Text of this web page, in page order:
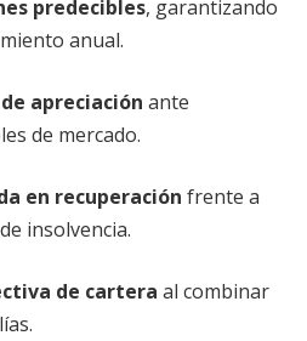
predecibles, garantizando
anual.
apreciación ante
de mercado.
en recuperación frente a
insolvencia.
de cartera al combinar